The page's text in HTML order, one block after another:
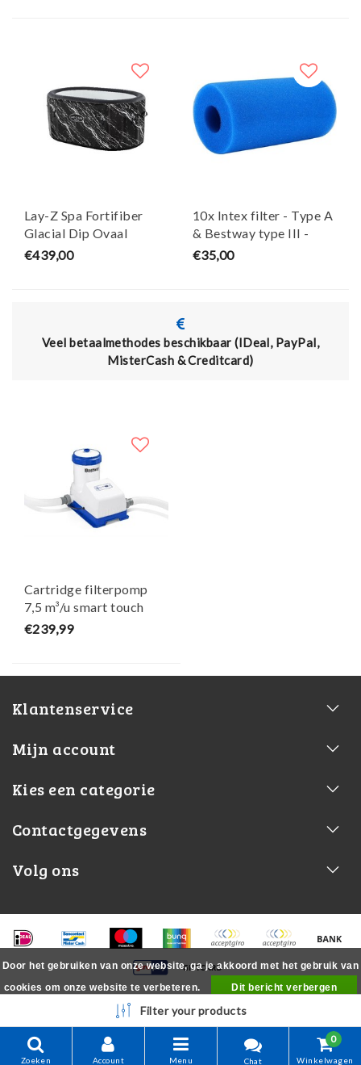
Lay-Z Spa Fortifiber
Glacial Dip Ovaal
IJsbad - Bestway
€439,00
10x Intex filter - Type A
& Bestway type III -
wasbaar en
€35,00
Veel betaalmethodes beschikbaar (IDeal, PayPal,
MisterCash & Creditcard)
Cartridge filterpomp
7,5 m³/u smart touch
wifi - Bestway
€239,99
Klantenservice
Mijn account
Kies een categorie
Contactgegevens
Volg ons
Filter your products
Zoeken Account Menu Chat
0
Winkelwagen
Door het gebruiken van onze website, ga je akkoord met het gebruik van
cookies om onze website te verbeteren.
Dit bericht verbergen
Meer over cookies »